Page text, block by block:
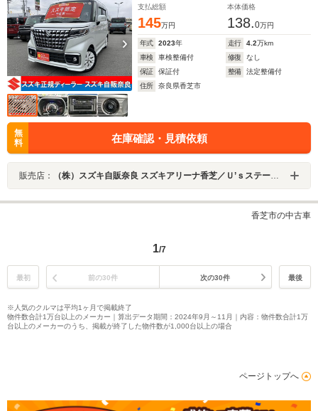
支払総額
145万円
本体価格
138.0万円
年式 2023年 走行 4.2万km
車検
車検整備付 修復
なし
保証
保証付 整備
法定整備付
住所
奈良県香芝市
無
料
在庫確認・見積依頼
販売店： （株）スズキ自販奈良 スズキアリーナ香芝／Ｕ’ｓステーション香芝
香芝市の中古車
1/7
最初 前の30件 次の30件 最後
※人気のクルマは平均1ヶ月で掲載終了
物件数合計1万台以上のメーカー｜算出データ期間：2024年9月～11月｜内容：物件数合計1万
台以上のメーカーのうち、掲載が終了した物件数が1,000台以上の場合
ページトップへ